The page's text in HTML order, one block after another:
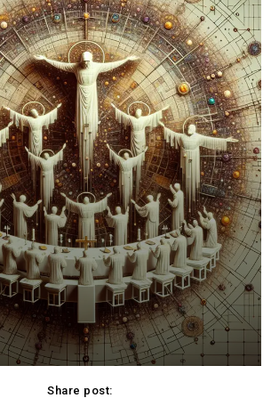
Share post: